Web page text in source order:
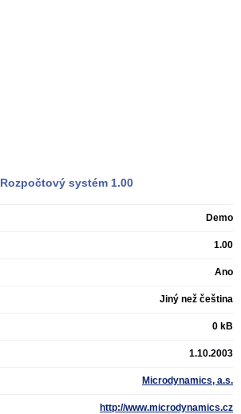
Rozpočtový systém 1.00
Demo
1.00
Ano
Jiný než čeština
0 kB
1.10.2003
Microdynamics, a.s.
http://www.microdynamics.cz